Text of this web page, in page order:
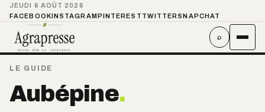
JEUDI 6 AOÛT 2026
FACEBOOKINSTAGRAMPINTEREST TWITTER SNAPCHAT
⌕
LE GUIDE
Aubépine.